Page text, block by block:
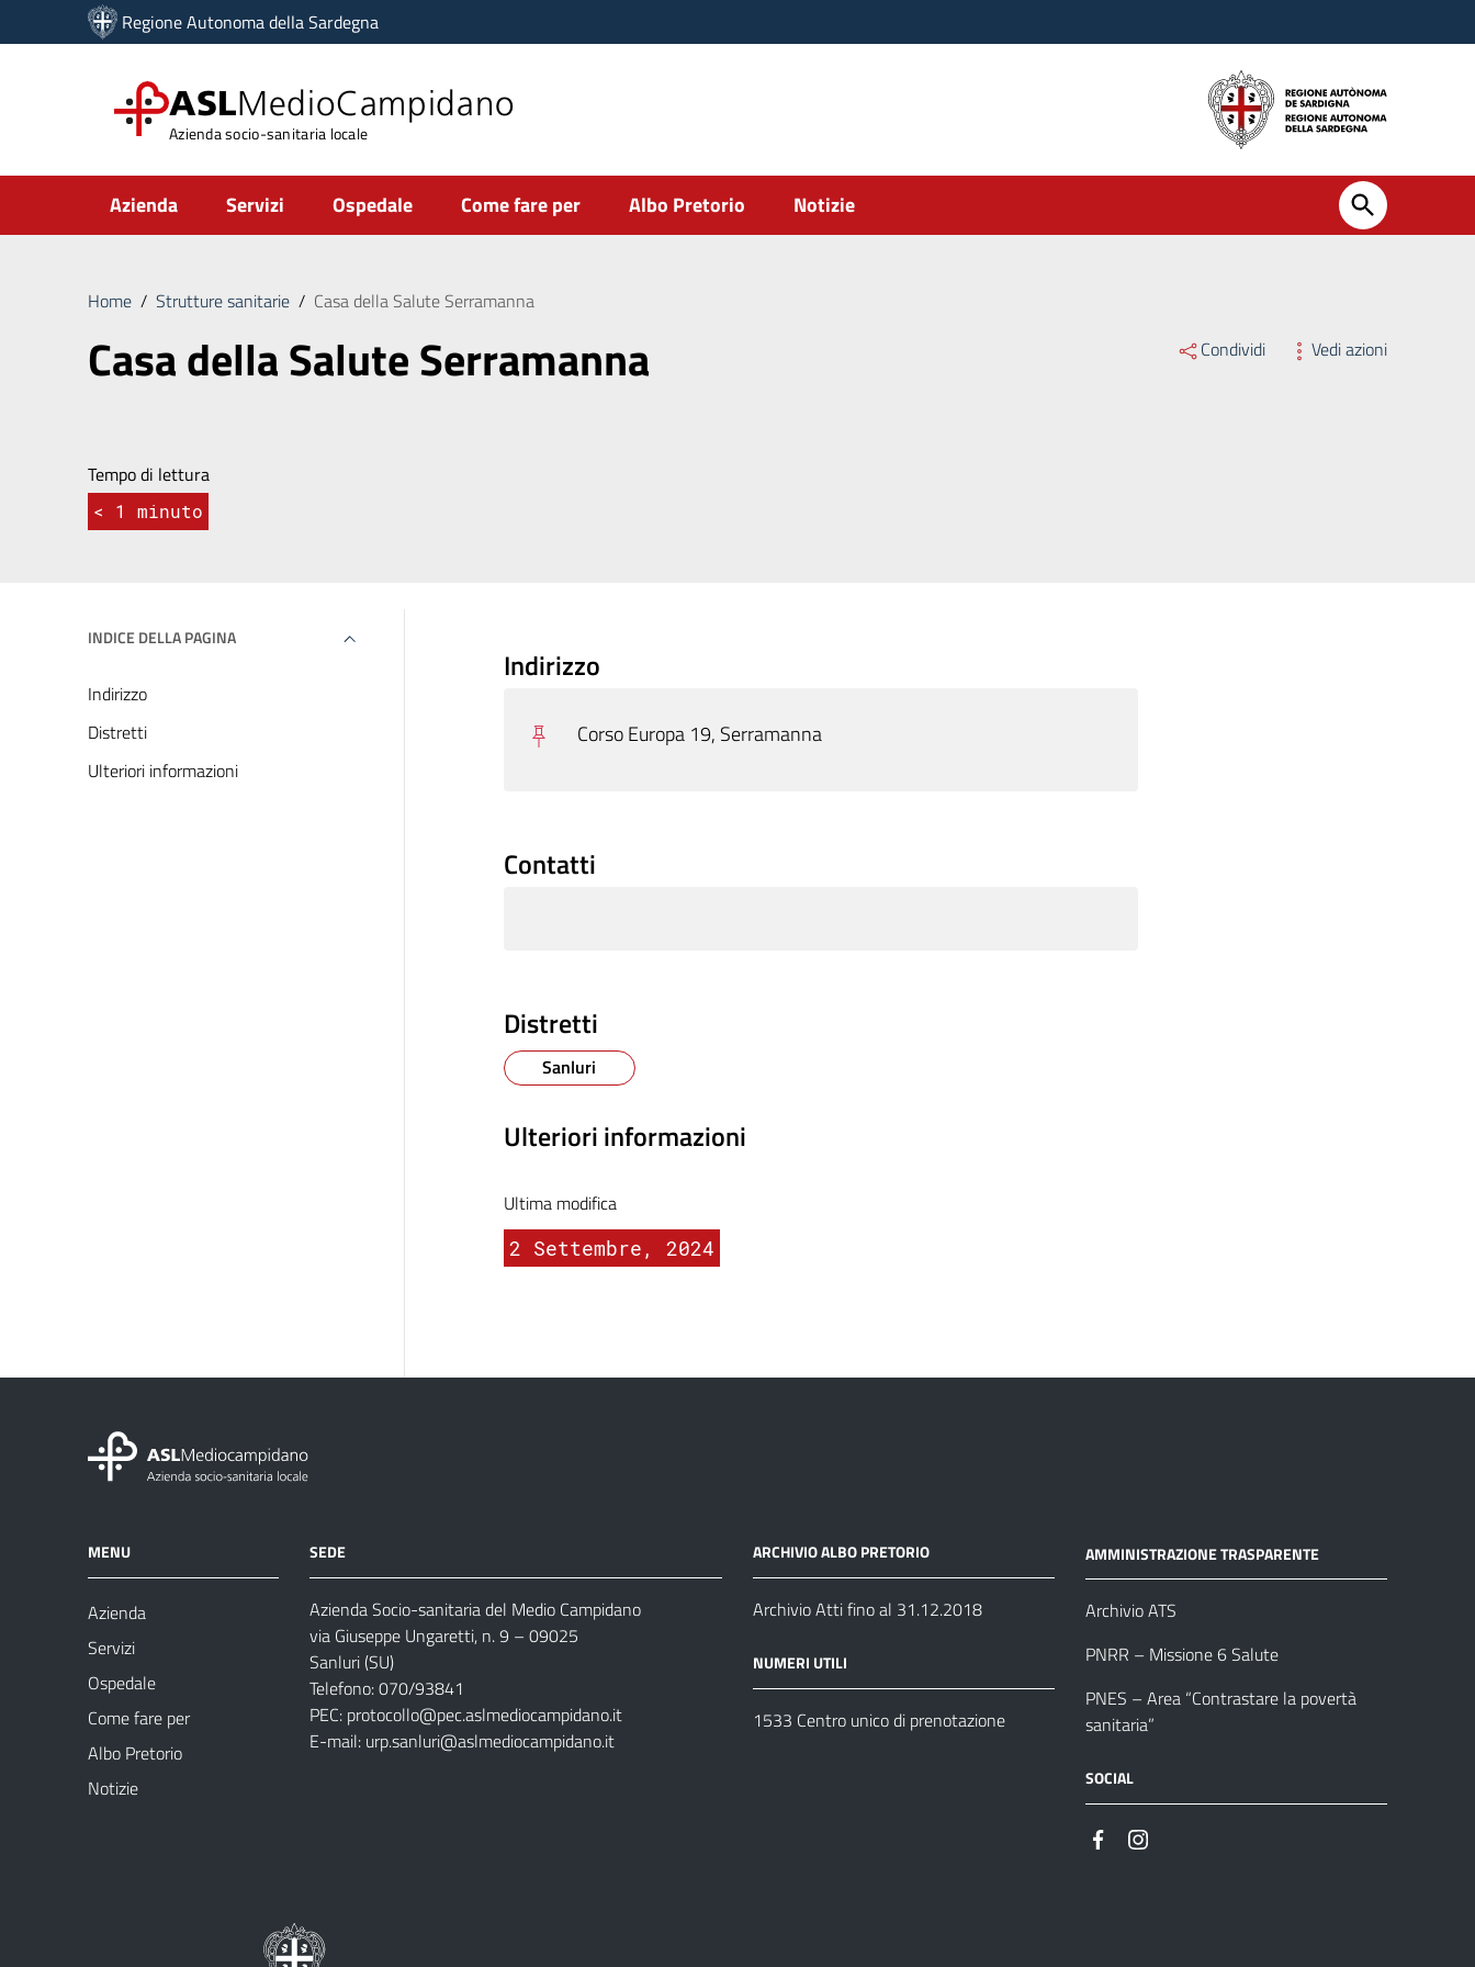
Vai ai contenuti
Vai al menu di navigazione
Regione Autonoma della Sardegna
ASLMedioCampidano
Azienda socio-sanitaria locale
Submenu
Azienda Servizi Ospedale Come fare per Albo Pretorio Notizie
Home / Strutture sanitarie / Casa della Salute Serramanna
Casa della Salute Serramanna Condividi Vedi azioni
Tempo di lettura
< 1 minuto
INDICE DELLA PAGINA
Indirizzo
Distretti
Ulteriori informazioni
Indirizzo
Corso Europa 19, Serramanna
Contatti
Distretti
Sanluri
Ulteriori informazioni
Ultima modifica
2 Settembre, 2024
MENU
Azienda
Servizi
Ospedale
Come fare per
Albo Pretorio
Notizie
SEDE
Azienda Socio-sanitaria del Medio Campidano
via Giuseppe Ungaretti, n. 9 – 09025
Sanluri (SU)
Telefono: 070/93841
PEC: protocollo@pec.aslmediocampidano.it
E-mail: urp.sanluri@aslmediocampidano.it
ARCHIVIO ALBO PRETORIO
Archivio Atti fino al 31.12.2018
NUMERI UTILI
1533 Centro unico di prenotazione
AMMINISTRAZIONE TRASPARENTE
Archivio ATS
PNRR – Missione 6 Salute
PNES – Area “Contrastare la povertà
sanitaria”
SOCIAL